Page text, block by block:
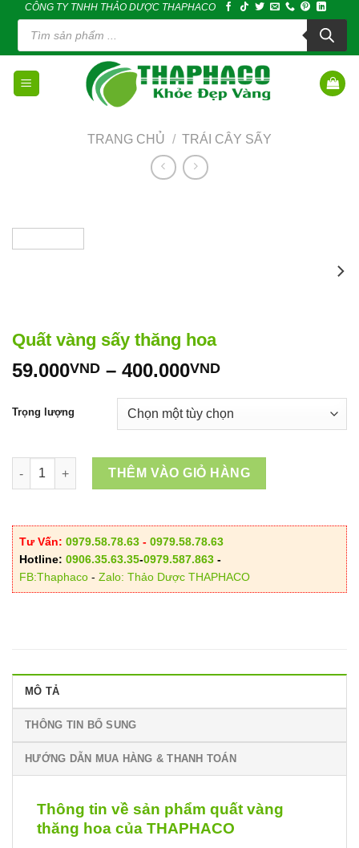
content
CÔNG TY TNHH THẢO DƯỢC THAPHACO
Tìm
kiếm
phẩm
TRANG CHỦ / TRÁI CÂY SẤY
Quất vàng sấy thăng hoa
59.000VND – 400.000VNDKhoảng
từ
59.000VND
400.000VND
Trọng lượng
Quất vàng sấy thăng hoa số lượng
THÊM VÀO GIỎ HÀNG
Tư Vấn: 0979.58.78.63 - 0979.58.78.63
Hotline: 0906.35.63.35-0979.587.863 -
FB:Thaphaco - Zalo: Thảo Dược THAPHACO
MÔ TẢ
THÔNG TIN BỔ SUNG
HƯỚNG DẪN MUA HÀNG & THANH TOÁN
Thông tin về sản phẩm quất vàng
thăng hoa của THAPHACO